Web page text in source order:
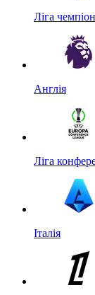
Ліга
Англія
Ліга
Італія